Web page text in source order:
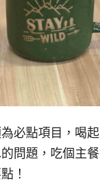
必點項目，喝
問題，吃個主
！